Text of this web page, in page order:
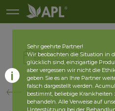
Historie
2026 Jahr 2025
zurück
Sehr geehrte Partner!
Wir beobachten die Situation in
glücklich sind, einzigartige
aber vergessen wir nicht die
geben Sie es an Ihre Partner
falsch dargestellt werden.
bestimmt, beliebige Krankheiten
behandeln. Alle Verweise auf
Unterstützung bei der